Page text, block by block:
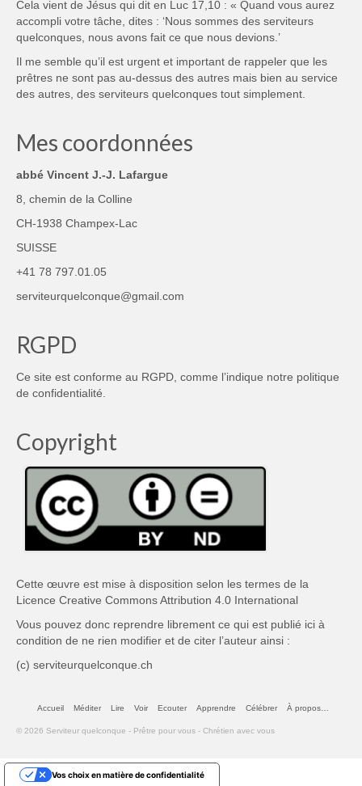
Cela vient de Jésus qui dit en Luc 17,10 : « Quand vous aurez
accompli votre tâche, dites : ‘Nous sommes des serviteurs
quelconques, nous avons fait ce que nous devions.’
Il me semble qu’il est urgent et important de rappeler que les
prêtres ne sont pas au-dessus des autres mais bien au service
des autres, des serviteurs quelconques tout simplement.
Mes coordonnées
abbé Vincent J.-J. Lafargue
8, chemin de la Colline
CH-1938 Champex-Lac
SUISSE
+41 78 797.01.05
serviteurquelconque@gmail.com
RGPD
Ce site est conforme au RGPD, comme l’indique notre politique
de confidentialité
Copyright
Cette œuvre est mise à disposition selon les termes de la
Licence Creative Commons Attribution 4.0 International
Vous pouvez donc reprendre librement ce qui est publié ici à
condition de ne rien modifier et de citer l’auteur ainsi :
(c) serviteurquelconque.ch
Accueil Méditer Lire Voir Ecouter Apprendre Célébrer À propos…
© 2026 Serviteur quelconque - Prêtre pour vous - Chrétien avec vous
Vos choix en matière de confidentialité